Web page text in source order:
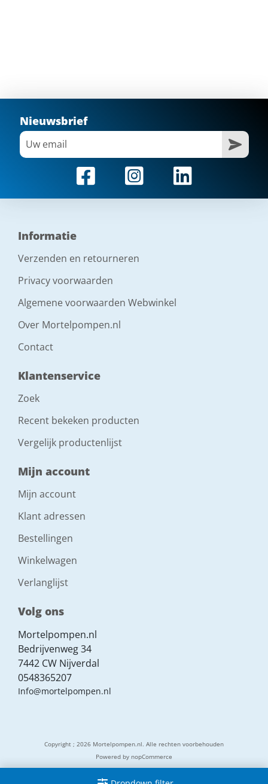
Nieuwsbrief
Informatie
Verzenden en retourneren
Privacy voorwaarden
Algemene voorwaarden Webwinkel
Over Mortelpompen.nl
Contact
Klantenservice
Zoek
Recent bekeken producten
Vergelijk productenlijst
Mijn account
Mijn account
Klant adressen
Bestellingen
Winkelwagen
Verlanglijst
Volg ons
Mortelpompen.nl
Bedrijvenweg 34
7442 CW Nijverdal
0548365207
Info@mortelpompen.nl
Copyright ; 2026 Mortelpompen.nl. Alle rechten voorbehouden
Powered by nopCommerce